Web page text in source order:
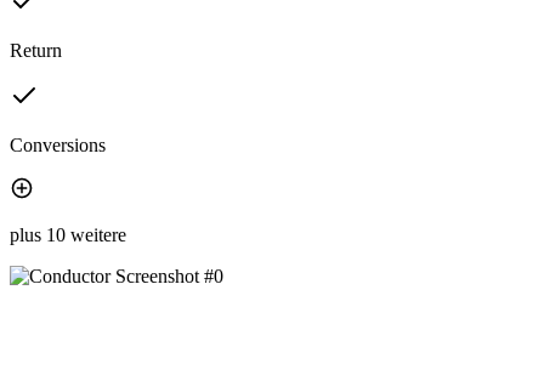
Return
Conversions
plus 10 weitere